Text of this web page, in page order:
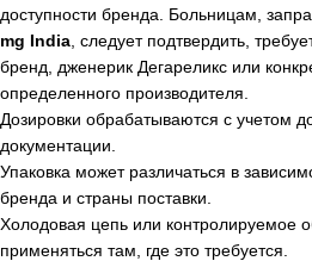
доступности бренда. Больницам,
mg India , следует подтвердить,
бренд, дженерик Дегареликс или
определенного производителя.
Дозировки обрабатываются с учетом
документации.
Упаковка может различаться в
бренда и страны поставки.
Холодовая цепь или контролируемое
применяться там, где это требуется.